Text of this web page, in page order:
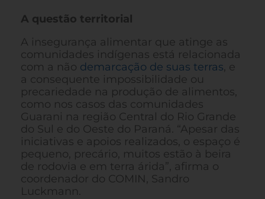
A questão territorial
A insegurança alimentar que atinge as
comunidades indígenas está relacionada
com a não demarcação de suas terras, e
a consequente impossibilidade ou
precariedade na produção de alimentos,
como nos casos das comunidades
Guarani na região Central do Rio Grande
do Sul e do Oeste do Paraná. “Apesar das
iniciativas e apoios realizados, o espaço é
pequeno, precário, muitos estão à beira
de rodovia e em terra árida”, afirma o
coordenador do COMIN, Sandro
Luckmann.